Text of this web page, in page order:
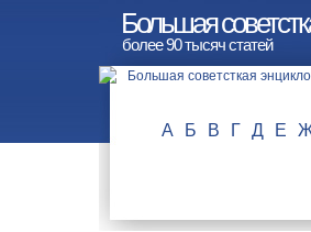
Большая
более 90 тысяч статей
А Б В Г Д Е